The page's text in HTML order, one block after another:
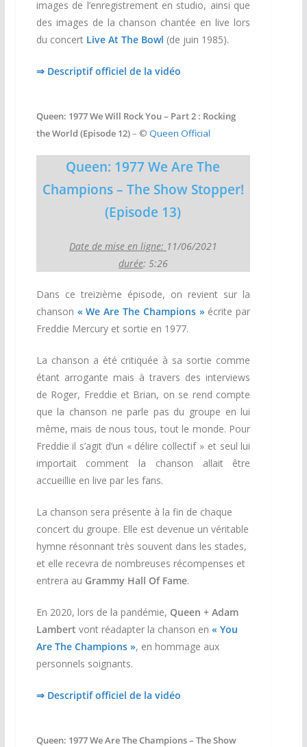
images de l’enregistrement en studio, ainsi que
des images de la chanson chantée en live lors
du concert Live At The Bowl (de juin 1985).
⇒ Descriptif officiel de la vidéo
Queen: 1977 We Will Rock You – Part 2 : Rocking
the World (Episode 12)– © Queen Official
Queen: 1977 We Are The
Champions – The Show Stopper!
(Episode 13)
Date de mise en ligne: 11/06/2021
durée: 5:26
Dans ce treizième épisode, on revient sur la
chanson « We Are The Champions » écrite par
Freddie Mercury et sortie en 1977.
La chanson a été critiquée à sa sortie comme
étant arrogante mais à travers des interviews
de Roger, Freddie et Brian, on se rend compte
que la chanson ne parle pas du groupe en lui
même, mais de nous tous, tout le monde. Pour
Freddie il s’agit d’un « délire collectif » et seul lui
importait comment la chanson allait être
accueillie en live par les fans.
La chanson sera présente à la fin de chaque
concert du groupe. Elle est devenue un véritable
hymne résonnant très souvent dans les stades,
et elle recevra de nombreuses récompenses et
entrera au Grammy Hall Of Fame.
En 2020, lors de la pandémie, Queen + Adam
Lambert vont réadapter la chanson en « You
Are The Champions », en hommage aux
personnels soignants.
⇒ Descriptif officiel de la vidéo
Queen: 1977 We Are The Champions – The Show